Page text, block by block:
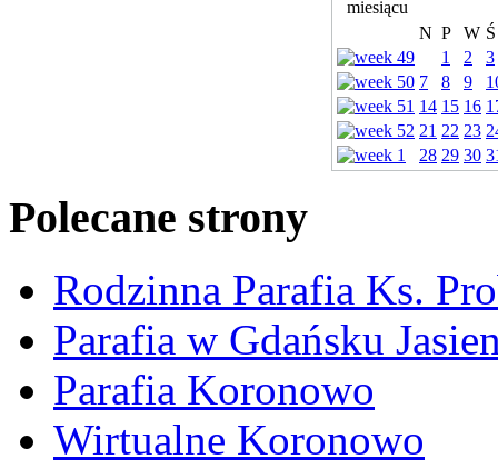
N P W Ś
1
2
3
7
8 9
14 15 16
21 22 23
28 29 30
Polecane strony
Rodzinna Parafia Ks.
Parafia w Gdańsku
Parafia Koronowo
Wirtualne Koronowo